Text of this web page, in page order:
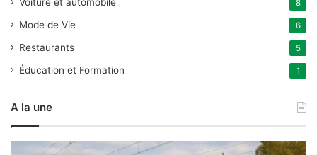
Voiture et automobile 8
Mode de Vie 6
Restaurants 5
Éducation et Formation 1
A la une